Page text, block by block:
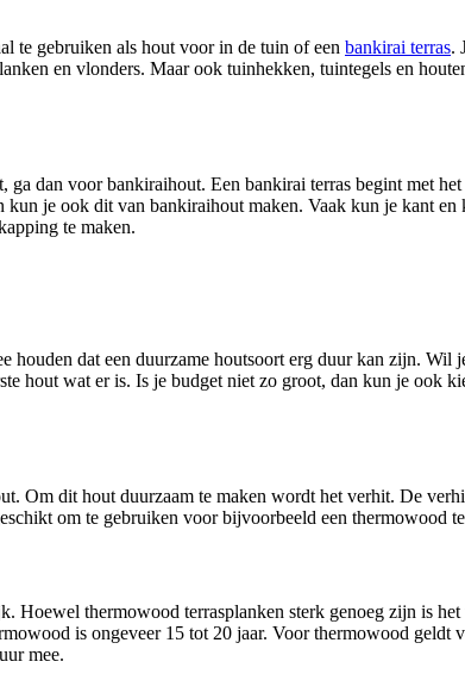
te gebruiken als hout voor in de tuin of een bankirai terras.
en vlonders. Maar ook tuinhekken, tuintegels en
dan voor bankiraihout. Een bankirai terras begint met
je ook dit van bankiraihout maken. Vaak kun je kant
te maken.
dat een duurzame houtsoort erg duur kan zijn. Wil
hout wat er is. Is je budget niet zo groot, dan kun je ook
Om dit hout duurzaam te maken wordt het verhit. De
om te gebruiken voor bijvoorbeeld een thermowood
Hoewel thermowood terrasplanken sterk genoeg zijn is
is ongeveer 15 tot 20 jaar. Voor thermowood
mee.